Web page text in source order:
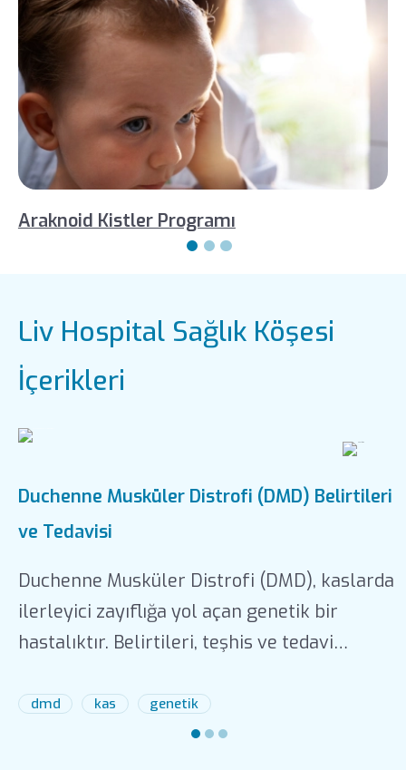
Araknoid Kistler Programı
Liv Hospital Sağlık Köşesi
İçerikleri
Duchenne Musküler Distrofi (DMD) Belirtileri
ve Tedavisi
Duchenne Musküler Distrofi (DMD), kaslarda
ilerleyici zayıflığa yol açan genetik bir
hastalıktır. Belirtileri, teşhis ve tedavi
dmd kas genetik